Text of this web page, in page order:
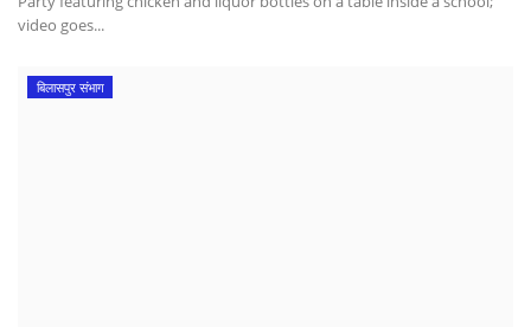
video goes...
बिलासपुर संभाग